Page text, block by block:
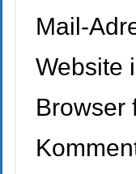
Mail-
Website
Browser